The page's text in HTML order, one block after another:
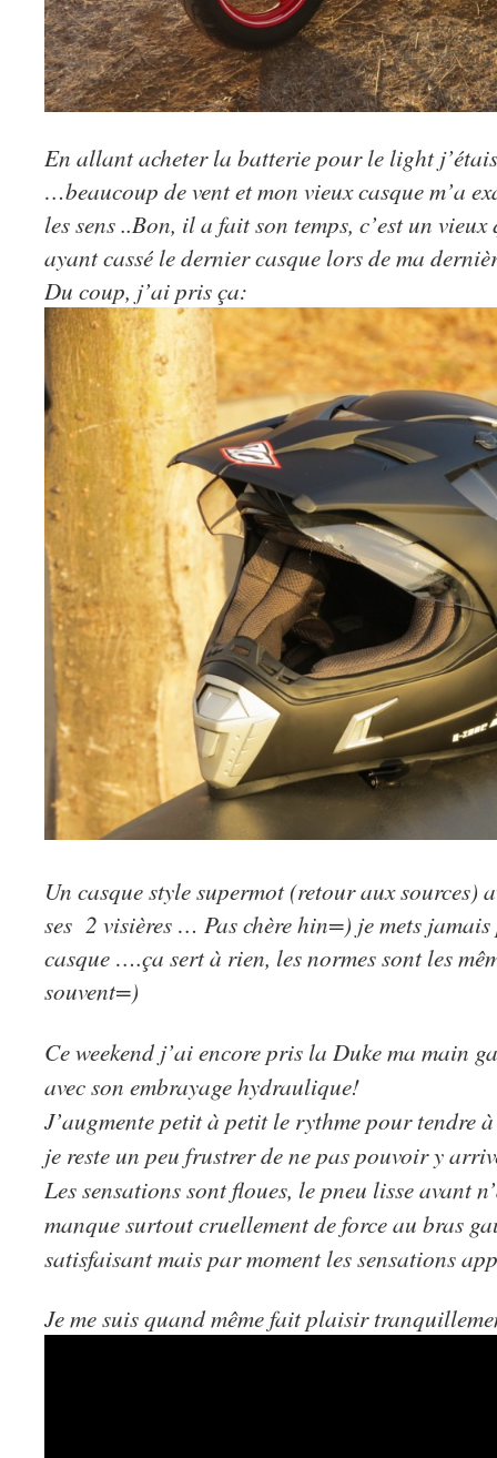
En allant acheter la batterie pour le light
…beaucoup de vent et mon vieux casque m’a
les sens ..Bon, il a fait son temps, c’est un
ayant cassé le dernier casque lors de ma
Du coup, j’ai pris ça:
Un casque style supermot (retour aux sources)
ses 2 visières … Pas chère hin=) je mets
casque ….ça sert à rien, les normes sont les
souvent=)
Ce weekend j’ai encore pris la Duke ma main
avec son embrayage hydraulique!
J’augmente petit à petit le rythme pour tendre
je reste un peu frustrer de ne pas pouvoir y
Les sensations sont floues, le pneu lisse avant
manque surtout cruellement de force au bras
satisfaisant mais par moment les sensations
Je me suis quand même fait plaisir